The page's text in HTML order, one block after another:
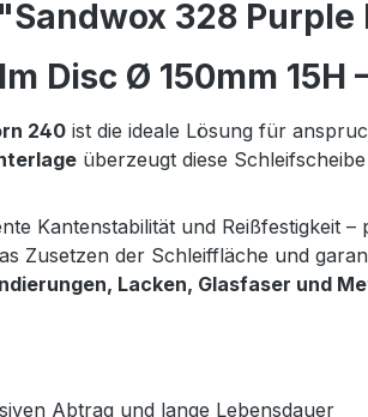
328 Purple
Disc Ø 150mm 15H
240 ist die ideale Lösung für
überzeugt diese
Kantenstabilität und Reißfestigkeit
Zusetzen der Schleiffläche und
Lacken, Glasfaser und
Abtrag und lange Lebensdauer